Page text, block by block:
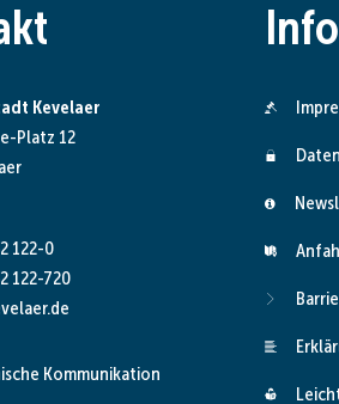
Kevelaer
Platz 12
122-0
122-720
Kommunikation